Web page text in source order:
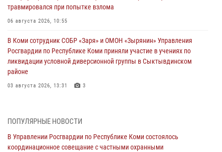
травмировался при попытке взлома
06 августа 2026, 10:55
В Коми сотрудник СОБР «Заря» и ОМОН «Зырянин» Управления
Росгвардии по Республике Коми приняли участие в учениях по
ликвидации условной диверсионной группы в Сыктывдинском
районе
03 августа 2026, 13:31 3
по спортивному самбо
03 августа 2026, 12:07 5
ПОПУЛЯРНЫЕ НОВОСТИ
В Управлении Росгвардии по Республике Коми состоялось
координационное совещание с частными охранными